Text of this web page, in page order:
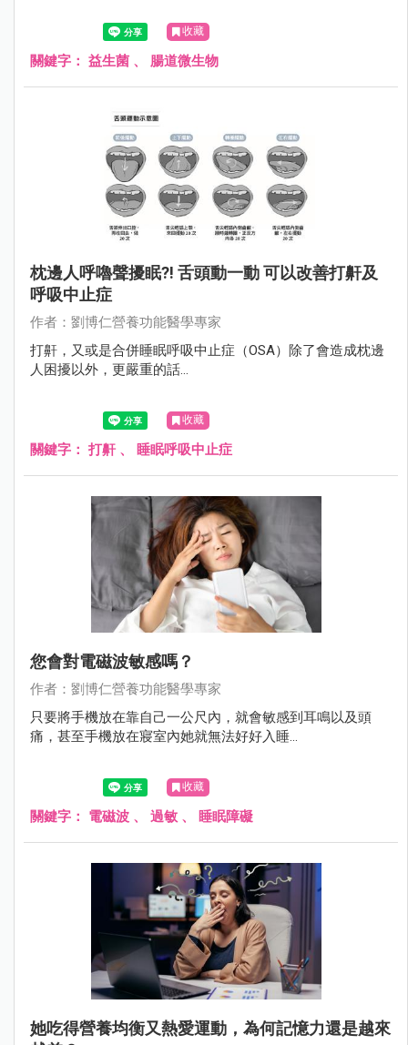
收藏
關鍵字： 益生菌 、 腸道微生物
枕邊人呼嚕聲擾眠?! 舌頭動一動 可以改善打鼾及
呼吸中止症
作者：劉博仁營養功能醫學專家
打鼾，又或是合併睡眠呼吸中止症（OSA）除了會造成枕邊
人困擾以外，更嚴重的話...
收藏
關鍵字： 打鼾、 睡眠呼吸中止症
您會對電磁波敏感嗎？
作者：劉博仁營養功能醫學專家
只要將手機放在靠自己一公尺內，就會敏感到耳鳴以及頭
痛，甚至手機放在寢室內她就無法好好入睡...
收藏
關鍵字： 電磁波 、 過敏 、 睡眠障礙
她吃得營養均衡又熱愛運動，為何記憶力還是越來